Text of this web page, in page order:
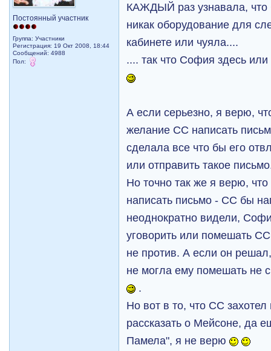
Постоянный участник
Группа: Участники
Регистрация: 19 Окт 2008, 18:44
Сообщений: 4988
Пол:
КАЖДЫЙ раз узнавала,
никак оборудование для
кабинете или чуяла....
.... так что София здесь
А если серьезно, я верю,
желание СС написать
сделала все что бы его
или отправить такое
Но точно так же я верю,
написать письмо - СС бы
неоднократно видели,
уговорить или помешать
не против. А если он
не могла ему помешать не
.
Но вот в то, что СС захотел
рассказать о Мейсоне, да
Памела", я не верю